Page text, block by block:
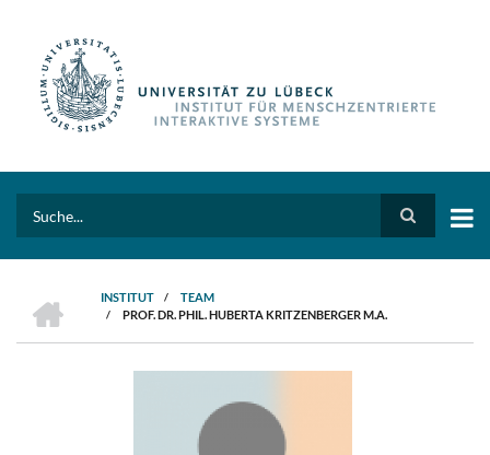
PFADNAVIGATION
INSTITUT / TEAM
/ PROF. DR. PHIL. HUBERTA KRITZENBERGER M.A.